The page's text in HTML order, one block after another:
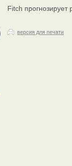
Fitch прогнозирует
версия для печати